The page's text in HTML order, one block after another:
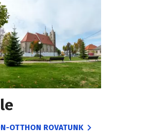
OTTHON ROVATUNK